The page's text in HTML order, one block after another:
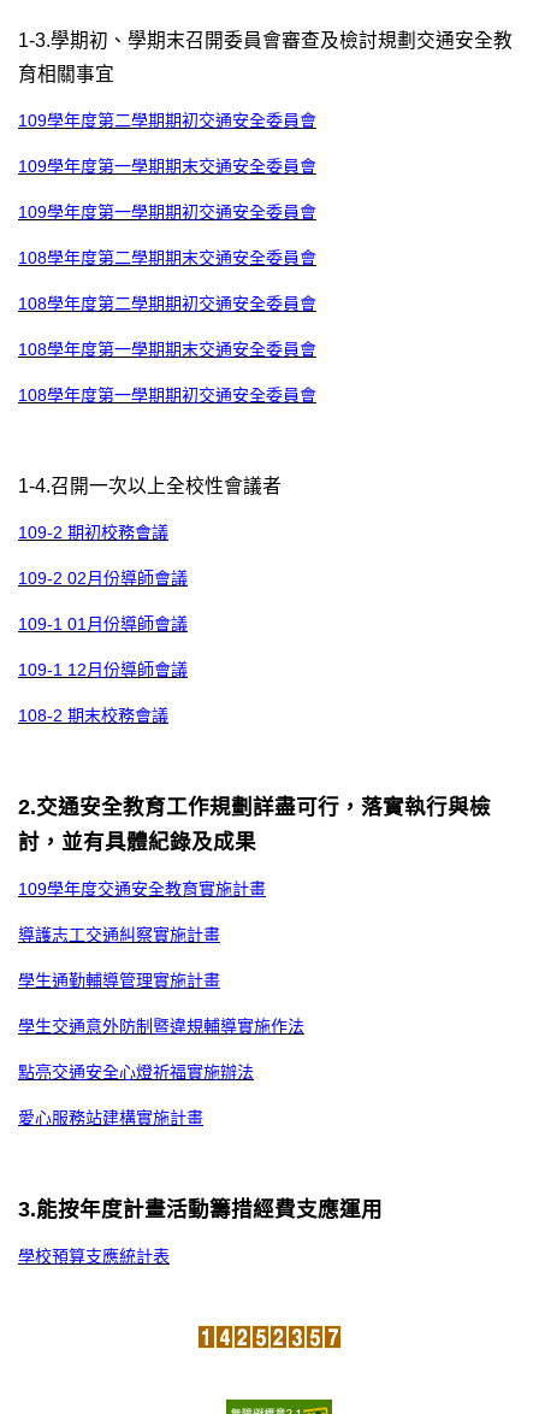
1-3.學期初、學期末召開委員會審查及檢討規劃交通安全教
育相關事宜
109學年度第二學期期初交通安全委員會
109學年度第一學期期末交通安全委員會
109學年度第一學期期初交通安全委員會
108學年度第二學期期末交通安全委員會
108學年度第二學期期初交通安全委員會
108學年度第一學期期末交通安全委員會
108學年度第一學期期初交通安全委員會
1-4.召開一次以上全校性會議者
109-2 期初校務會議
109-2 02月份導師會議
109-1 01月份導師會議
109-1 12月份導師會議
108-2 期末校務會議
2.交通安全教育工作規劃詳盡可行，落實執行與檢
討，並有具體紀錄及成果
109學年度交通安全教育實施計畫
導護志工交通糾察實施計畫
學生通勤輔導管理實施計畫
學生交通意外防制暨違規輔導實施作法
點亮交通安全心燈祈福實施辦法
愛心服務站建構實施計畫
3.能按年度計畫活動籌措經費支應運用
學校預算支應統計表